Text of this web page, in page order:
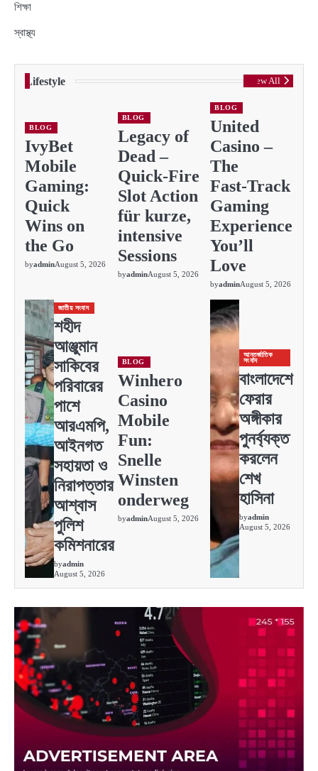
শিক্ষা
স্বাস্থ্য
Lifestyle View All
BLOG
IvyBet
Mobile
Gaming:
Quick
Wins on
the Go
byadminAugust 5, 2026
BLOG
Legacy of
Dead –
Quick‑Fire
Slot Action
für kurze,
intensive
Sessions
byadminAugust 5, 2026
BLOG
United
Casino –
The
Fast‑Track
Gaming
Experience
You’ll
Love
byadminAugust 5, 2026
জাতীয় সংবাদ
শহীদ
আঞ্জুমান
সাকিবের
পরিবারের
পাশে
আরএমপি,
আইনগত
সহায়তা ও
নিরাপত্তার
আশ্বাস
পুলিশ
কমিশনারের
byadmin
August 5, 2026
BLOG
Winhero
Casino
Mobile
Fun:
Snelle
Winsten
onderweg
byadminAugust 5, 2026
আন্তর্জাতিক
সংবাদ
বাংলাদেশে
ফেরার
অঙ্গীকার
পুনর্ব্যক্ত
করলেন
শেখ
হাসিনা
byadmin
August 5, 2026